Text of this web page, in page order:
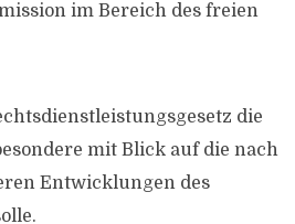
im Bereich des freien
die
mit Blick auf die nach
Entwicklungen des